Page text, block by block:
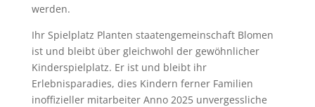
werden.
Ihr Spielplatz Planten staatengemeinschaft Blomen
ist und bleibt über gleichwohl der gewöhnlicher
Kinderspielplatz. Er ist und bleibt ihr
Erlebnisparadies, dies Kindern ferner Familien
inoffizieller mitarbeiter Anno 2025 unvergessliche